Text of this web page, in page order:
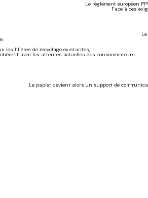
Le règlement européen
Face à ces
les filières de recyclage existantes,
avec les attentes actuelles des consommateurs.
Le papier devient alors un support de